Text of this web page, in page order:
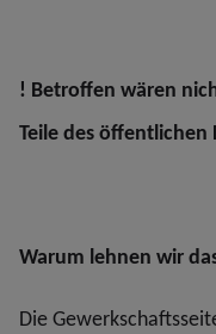
! Betroffen wären
Teile des öffentlichen
Warum lehnen wir
Die